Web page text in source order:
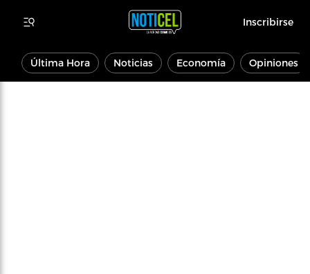
Inscribirse
Última Hora Noticias Economía Opiniones